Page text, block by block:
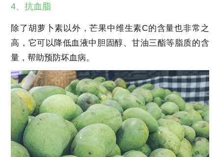
4、抗血脂
除了胡萝卜素以外，芒果中维生素C的含量也非常之
高，它可以降低血液中胆固醇、甘油三酯等脂质的含
量，帮助预防坏血病。